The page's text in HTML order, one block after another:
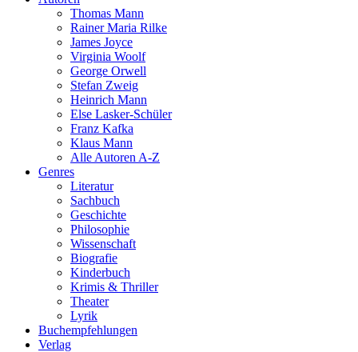
Thomas Mann
Rainer Maria Rilke
James Joyce
Virginia Woolf
George Orwell
Stefan Zweig
Heinrich Mann
Else Lasker-Schüler
Franz Kafka
Klaus Mann
Alle Autoren A-Z
Genres
Literatur
Sachbuch
Geschichte
Philosophie
Wissenschaft
Biografie
Kinderbuch
Krimis & Thriller
Theater
Lyrik
Buchempfehlungen
Verlag